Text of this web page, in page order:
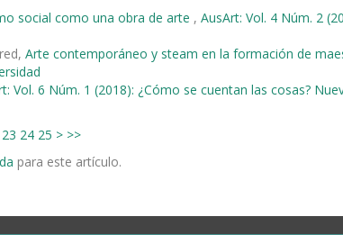
social como una obra de arte , AusArt: Vol. 4 Núm. 2
Arte contemporáneo y steam en la formación de
Vol. 6 Núm. 1 (2018): ¿Cómo se cuentan las cosas?
23 24 25 > >>
para este artículo.